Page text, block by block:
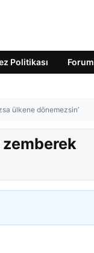
Politikası Forum
ülkene dönemezsin’
zemberek